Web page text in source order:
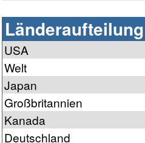
Länderaufteilung
USA
Welt
Japan
Großbritannien
Kanada
Deutschland